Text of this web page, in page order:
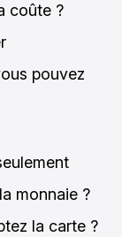
coûte ?
pouvez
monnaie ?
la carte ?